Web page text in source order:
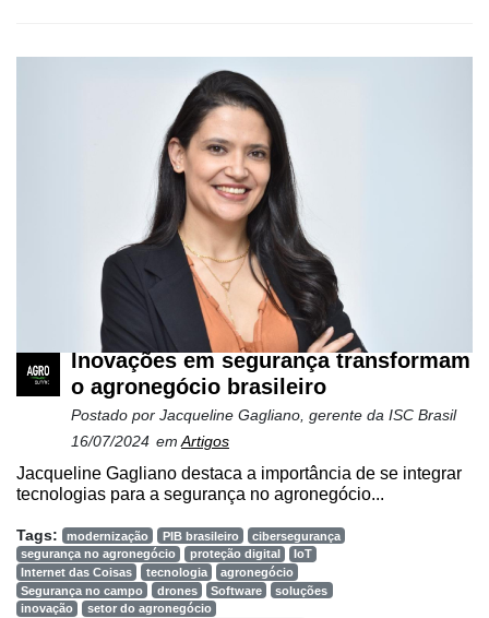
Conectividade
Análise
E-
Commerce
da
Agricultura
Vertical
Software
Empresarial
Inovações em segurança transformam
o agronegócio brasileiro
Postado por Jacqueline Gagliano, gerente da ISC Brasil
16/07/2024 em Artigos
Jacqueline Gagliano destaca a importância de se integrar
tecnologias para a segurança no agronegócio...
Tags: modernização PIB brasileiro
cibersegurança
segurança no agronegócio
proteção digital
IoT
Internet das Coisas
tecnologia
agronegócio
Segurança no campo
drones Software
soluções
inovação
setor do agronegócio